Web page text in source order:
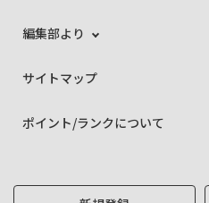
編集部より
サイトマップ
ポイント/ランクについて